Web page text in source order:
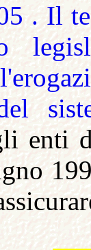
. Il
del
enti